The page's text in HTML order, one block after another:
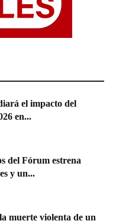
el impacto del
en...
del Fórum estrena
y un...
muerte violenta de un